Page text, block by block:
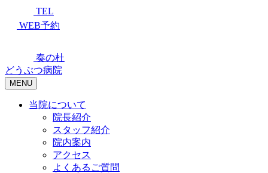
TEL
WEB予約
奏の杜
どうぶつ病院
MENU
当院について
院長紹介
スタッフ紹介
院内案内
アクセス
よくあるご質問